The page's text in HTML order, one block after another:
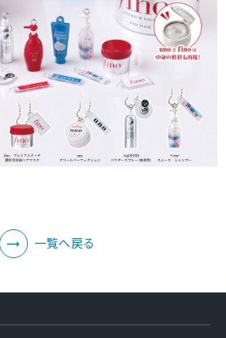
一覧へ戻る